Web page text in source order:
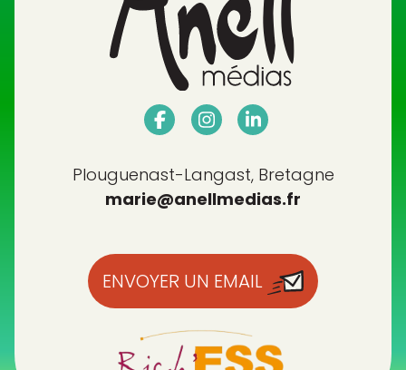
Plouguenast-Langast, Bretagne
marie@anellmedias.fr
ENVOYER UN EMAIL